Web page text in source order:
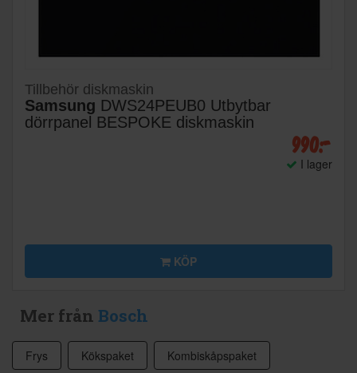
Tillbehör diskmaskin
Samsung DWS24PEUB0 Utbytbar
dörrpanel BESPOKE diskmaskin
990:-
I lager
KÖP
Mer från Bosch
Frys Kökspaket Kombiskåpspaket